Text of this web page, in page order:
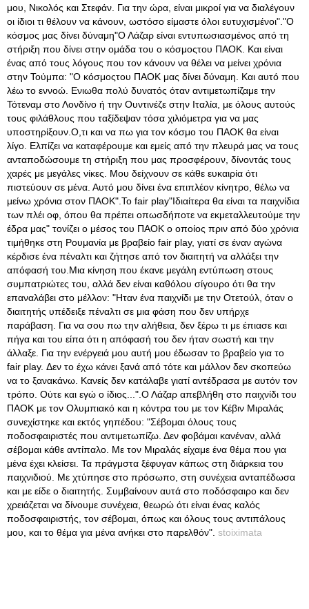
μου, Νικολός και Στεφάν. Για την ώρα, είναι μικροί για να διαλέγουν
οι ίδιοι τι θέλουν να κάνουν, ωστόσο είμαστε όλοι ευτυχισμένοι"."Ο
κόσμος μας δίνει δύναμη"Ο Λάζαρ είναι εντυπωσιασμένος από τη
στήριξη που δίνει στην ομάδα του ο κόσμοςτου ΠΑΟΚ. Και είναι
ένας από τους λόγους που τον κάνουν να θέλει να μείνει χρόνια
στην Τούμπα: "Ο κόσμοςτου ΠΑΟΚ μας δίνει δύναμη. Και αυτό που
λέω το εννοώ. Ενιωθα πολύ δυνατός όταν αντιμετωπίζαμε την
Τότεναμ στο Λονδίνο ή την Ουντινέζε στην Ιταλία, με όλους αυτούς
τους φιλάθλους που ταξίδεψαν τόσα χιλιόμετρα για να μας
υποστηρίξουν.Ο,τι και να πω για τον κόσμο του ΠΑΟΚ θα είναι
λίγο. Ελπίζει να καταφέρουμε και εμείς από την πλευρά μας να τους
ανταποδώσουμε τη στήριξη που μας προσφέρουν, δίνοντάς τους
χαρές με μεγάλες νίκες. Μου δείχνουν σε κάθε ευκαιρία ότι
πιστεύουν σε μένα. Αυτό μου δίνει ένα επιπλέον κίνητρο, θέλω να
μείνω χρόνια στον ΠΑΟΚ".Το fair play"Ιδιαίτερα θα είναι τα παιχνίδια
των πλέι οφ, όπου θα πρέπει οπωσδήποτε να εκμεταλλευτούμε την
έδρα μας" τονίζει ο μέσος του ΠΑΟΚ ο οποίος πριν από δύο χρόνια
τιμήθηκε στη Ρουμανία με βραβείο fair play, γιατί σε έναν αγώνα
κέρδισε ένα πέναλτι και ζήτησε από τον διαιτητή να αλλάξει την
απόφασή του.Μια κίνηση που έκανε μεγάλη εντύπωση στους
συμπατριώτες του, αλλά δεν είναι καθόλου σίγουρο ότι θα την
επαναλάβει στο μέλλον: "Ηταν ένα παιχνίδι με την Οτετούλ, όταν ο
διαιτητής υπέδειξε πέναλτι σε μια φάση που δεν υπήρχε
παράβαση. Για να σου πω την αλήθεια, δεν ξέρω τι με έπιασε και
πήγα και του είπα ότι η απόφασή του δεν ήταν σωστή και την
άλλαξε. Για την ενέργειά μου αυτή μου έδωσαν το βραβείο για το
fair play. Δεν το έχω κάνει ξανά από τότε και μάλλον δεν σκοπεύω
να το ξανακάνω. Κανείς δεν κατάλαβε γιατί αντέδρασα με αυτόν τον
τρόπο. Ούτε και εγώ ο ίδιος...".Ο Λάζαρ απεβλήθη στο παιχνίδι του
ΠΑΟΚ με τον Ολυμπιακό και η κόντρα του με τον Κέβιν Μιραλάς
συνεχίστηκε και εκτός γηπέδου: "Σέβομαι όλους τους
ποδοσφαιριστές που αντιμετωπίζω. Δεν φοβάμαι κανέναν, αλλά
σέβομαι κάθε αντίπαλο. Με τον Μιραλάς είχαμε ένα θέμα που για
μένα έχει κλείσει. Τα πράγμστα ξέφυγαν κάπως στη διάρκεια του
παιχνιδιού. Με χτύπησε στο πρόσωπο, στη συνέχεια ανταπέδωσα
και με είδε ο διαιτητής. Συμβαίνουν αυτά στο ποδόσφαιρο και δεν
χρειάζεται να δίνουμε συνέχεια, θεωρώ ότι είναι ένας καλός
ποδοσφαιριστής, τον σέβομαι, όπως και όλους τους αντιπάλους
μου, και το θέμα για μένα ανήκει στο παρελθόν". stoiximata